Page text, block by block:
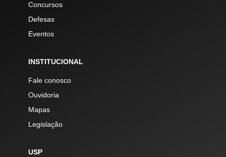
Concursos
Defesas
Eventos
INSTITUCIONAL
Fale conosco
Ouvidoria
Mapas
Legislação
USP